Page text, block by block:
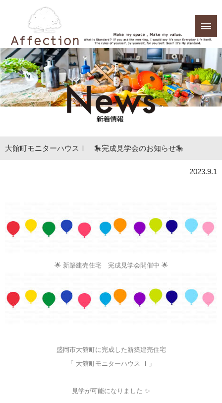
大館町モニターハウスⅠ 🎠完成見学会のお知らせ🎠
2023.9.1
🌟 新築建売住宅 完成見学会開催中 🌟
盛岡市大館町に完成した新築建売住宅
「 大館町モニターハウス Ⅰ」
見学が可能になりました ✨